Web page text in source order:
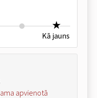
Kā jauns
apvienotā